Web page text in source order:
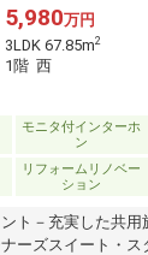
ろん、歩道にも歩
り安全にも配慮◎
ン北側に「新田稲
び過ごせます また
ております◎ペット
実の共用施設◇ ・
ド・スタディサロ
方法は管理規約に
5,980万円
3LDK 67.85m2
1階 西
モニタ付インターホ
ン
リフォームリノベー
ション
ト－充実した共
ーズスイート・ス